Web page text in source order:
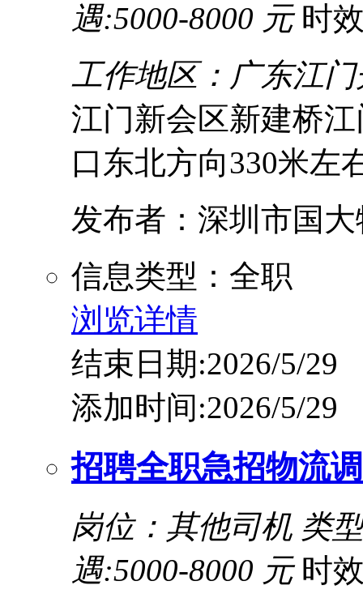
遇:5000-8000 元时
工作地区：广东江
江门新会区新建桥
口东北方向330米左
发布者：深圳市国
信息类型：全职
浏览详情
结束日期:2026/5/29
添加时间:2026/5/29
招聘全职急招物流
岗位：其他司机 类
遇:5000-8000 元时